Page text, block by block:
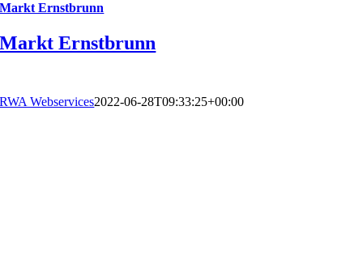
Markt Ernstbrunn
Markt Ernstbrunn
RWA Webservices2022-06-28T09:33:25+00:00